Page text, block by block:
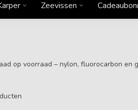
Zeevissen
op voorraad – nylon, fluorocarbon